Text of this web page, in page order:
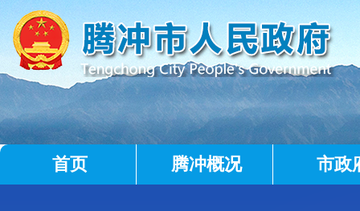
首页 腾冲概况 市政